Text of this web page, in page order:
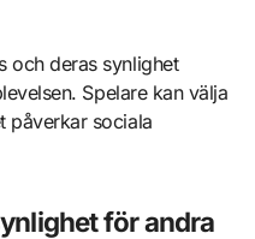
och deras synlighet
Spelare kan välja
påverkar sociala
för andra